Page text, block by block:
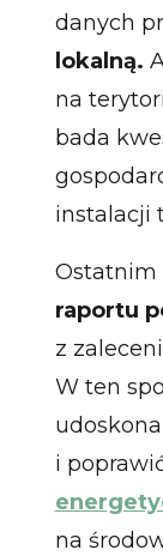
danych
lokalną.
na
bada
instalacji
Ostatnim
raportu
z
W ten
i
na